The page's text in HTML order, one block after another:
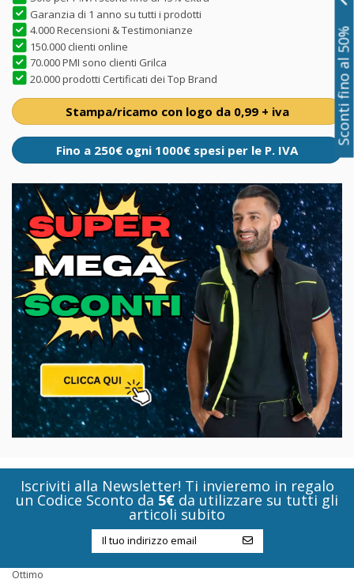
Garanzia di 1 anno su tutti i prodotti
4.000 Recensioni & Testimonianze
150.000 clienti online
70.000 PMI sono clienti Grilca
20.000 prodotti Certificati dei Top Brand
Stampa/ricamo con logo da 0,99 + iva
Fino a 250€ ogni 1000€ spesi per le P. IVA
Iscriviti alla Newsletter! Ti invieremo in regalo
un Codice Sconto da 5€ da utilizzare su tutti gli
articoli subito
Ottimo
Sconti fino al 50%